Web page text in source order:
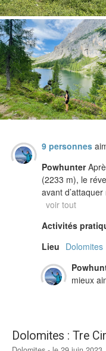
9 personnes
Powhunter
(2233 m), le
avant
voir tout
Activités
Lieu Dolomites
mieux
Dolomites : Tre